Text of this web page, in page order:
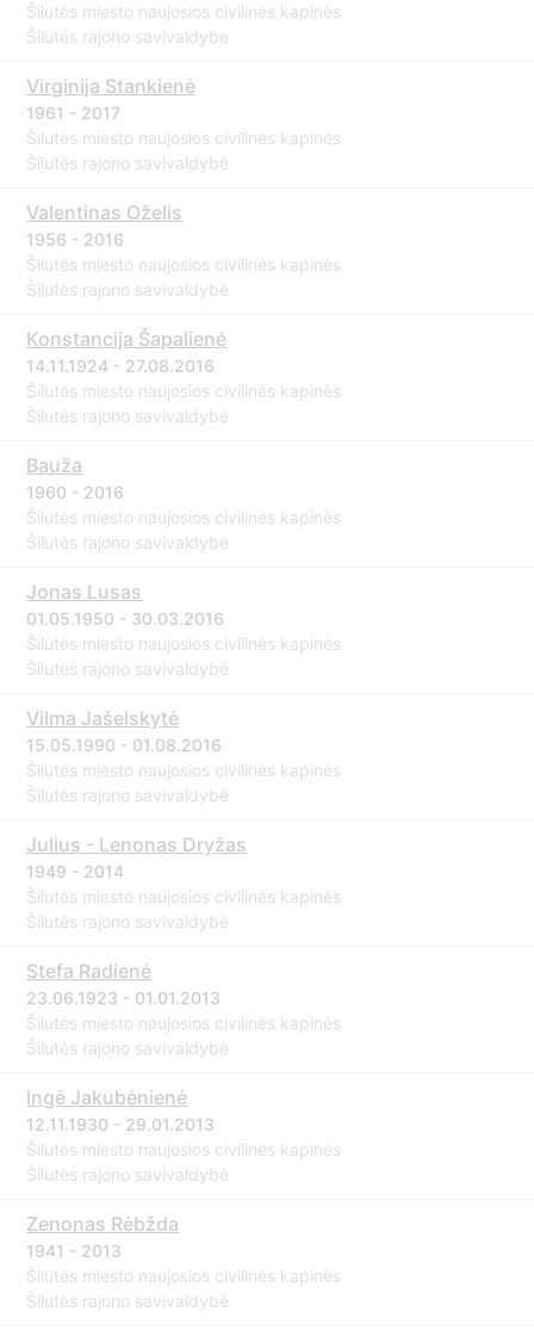
Šilutės miesto naujosios civilinės kapinės
Šilutės rajono savivaldybė
Virginija Stankienė
1961 - 2017
Šilutės miesto naujosios civilinės kapinės
Šilutės rajono savivaldybė
Valentinas Oželis
1956 - 2016
Šilutės miesto naujosios civilinės kapinės
Šilutės rajono savivaldybė
Konstancija Šapalienė
14.11.1924 - 27.08.2016
Šilutės miesto naujosios civilinės kapinės
Šilutės rajono savivaldybė
Bauža
1960 - 2016
Šilutės miesto naujosios civilinės kapinės
Šilutės rajono savivaldybė
Jonas Lusas
01.05.1950 - 30.03.2016
Šilutės miesto naujosios civilinės kapinės
Šilutės rajono savivaldybė
Vilma Jašelskytė
15.05.1990 - 01.08.2016
Šilutės miesto naujosios civilinės kapinės
Šilutės rajono savivaldybė
Julius - Lenonas Dryžas
1949 - 2014
Šilutės miesto naujosios civilinės kapinės
Šilutės rajono savivaldybė
Stefa Radienė
23.06.1923 - 01.01.2013
Šilutės miesto naujosios civilinės kapinės
Šilutės rajono savivaldybė
Ingė Jakubėnienė
12.11.1930 - 29.01.2013
Šilutės miesto naujosios civilinės kapinės
Šilutės rajono savivaldybė
Zenonas Rėbžda
1941 - 2013
Šilutės miesto naujosios civilinės kapinės
Šilutės rajono savivaldybė